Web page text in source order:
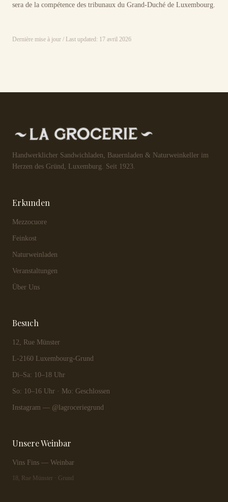
sera de la compétence des tribunaux du Grand-Duché de Luxembourg.
Dernière mise à jour / Last updated: 17 avril 2026
Handwerklicher Sandwichladen, Bauernladen & Naturweinkeller im
Herzen des Gründ, Luxemburg. Seit 1923.
Erkunden
Mezzocuore
Feinkost
Naturweinladen
Veranstaltungen
Über Uns
Besuch
12, Rue Münster
L-2160 Luxembourg-Grund
Di–Sa: 10–18 Uhr
So: 10–16 Uhr · Mo: Geschlossen
Instagram — @lagroceriegrund
Unsere Weinbar
Vins Fins — Weinbar
18, Rue Münster · Grund